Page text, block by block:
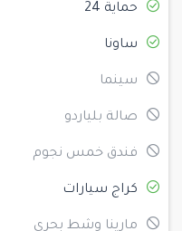
حماية 24
ساونا
سينما
صالة بلياردو
فندق خمس نجوم
كراج سيارات
مارينا وشط بحري